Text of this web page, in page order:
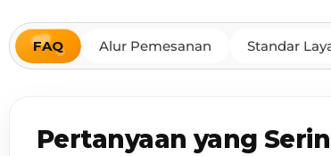
FAQ Alur Pemesanan Standar
Pertanyaan yang